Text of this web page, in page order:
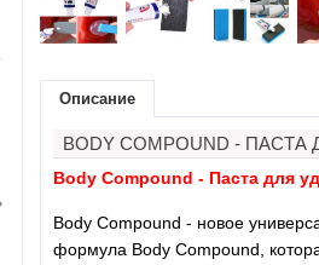
Описание
BODY COMPOUND -
Body Compound - Паста для
Body Compound - новое
формула Body Compound,